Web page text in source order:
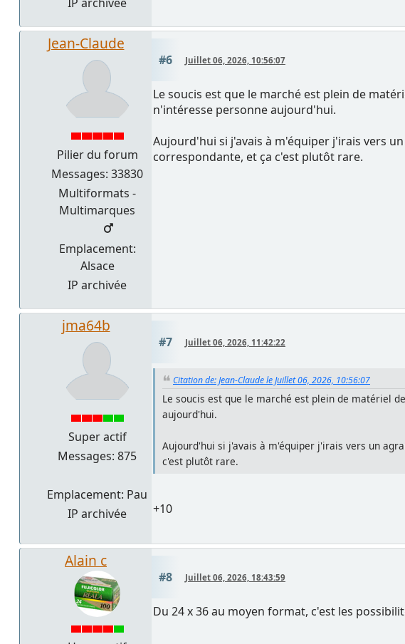
Jean-Claude
Pilier du forum
Messages: 33830
Multiformats -
Multimarques
Emplacement:
Alsace
IP archivée
#6 Juillet 06, 2026, 10:56:07
Le soucis est que le marché est plein de
n'intéresse personne aujourd'hui.
Aujourd'hui si j'avais à m'équiper j'irais vers
correspondante, et ça c'est plutôt rare.
jma64b
Super actif
Messages: 875
Emplacement: Pau
IP archivée
#7 Juillet 06, 2026, 11:42:22
Citation de: Jean-Claude le Juillet 06, 2026, 10:56:07
Le soucis est que le marché est plein de matériel
aujourd'hui.
Aujourd'hui si j'avais à m'équiper j'irais vers un
c'est plutôt rare.
+10
Alain c
#8 Juillet 06, 2026, 18:43:59
Du 24 x 36 au moyen format, c'est les